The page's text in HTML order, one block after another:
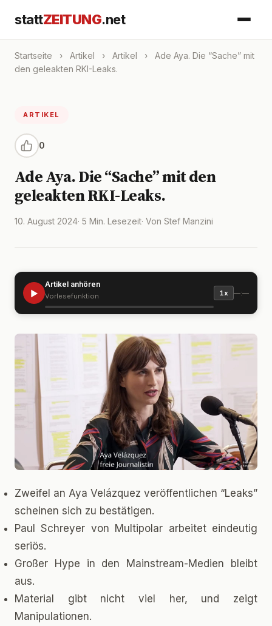
stattZEITUNG.net
Startseite › Artikel › Artikel ›
Ade Aya. Die “Sache” mit
den geleakten RKI-Leaks.
ARTIKEL
0
Ade Aya. Die “Sache” mit den
geleakten RKI-Leaks.
10. August 2024· 5 Min. Lesezeit· Von Stef Manzini
▶
Artikel anhören
Vorlesefunktion 1x —:—
Zweifel an Aya Velázquez veröffentlichen “Leaks”
scheinen sich zu bestätigen.
Paul Schreyer von Multipolar arbeitet eindeutig
seriös.
Großer Hype in den Mainstream-Medien bleibt
aus.
Material gibt nicht viel her, und zeigt
Manipulationen.